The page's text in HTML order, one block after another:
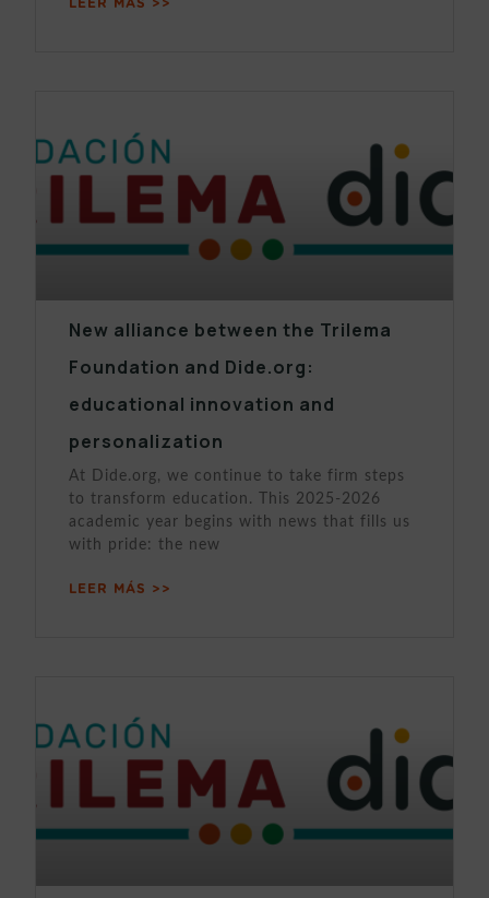
LEER MÁS >>
New alliance between the Trilema
Foundation and Dide.org:
educational innovation and
personalization
At Dide.org, we continue to take firm steps
to transform education. This 2025-2026
academic year begins with news that fills us
with pride: the new
LEER MÁS >>